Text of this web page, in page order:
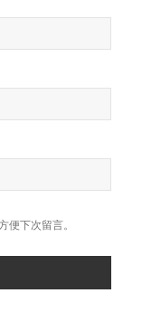
下次留言。